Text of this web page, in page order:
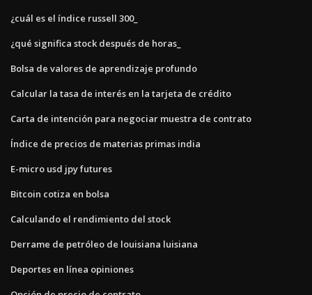
¿cuál es el índice russell 300_
¿qué significa stock después de horas_
Bolsa de valores de aprendizaje profundo
Calcular la tasa de interés en la tarjeta de crédito
Carta de intención para negociar muestra de contrato
Índice de precios de materias primas india
E-micro usd jpy futures
Bitcoin cotiza en bolsa
Calculando el rendimiento del stock
Derrame de petróleo de louisiana luisiana
Deportes en línea opiniones